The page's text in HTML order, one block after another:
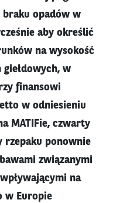
braku opadów w
aby określić
na wysokość
giełdowych, w
finansowi
w odniesieniu
MATIFie, czwarty
rzepaku ponownie
związanymi
na
w Europie